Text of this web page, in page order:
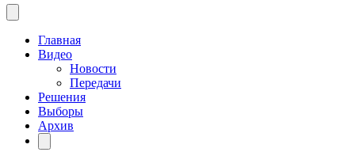
Главная
Видео
Новости
Передачи
Решения
Выборы
Архив